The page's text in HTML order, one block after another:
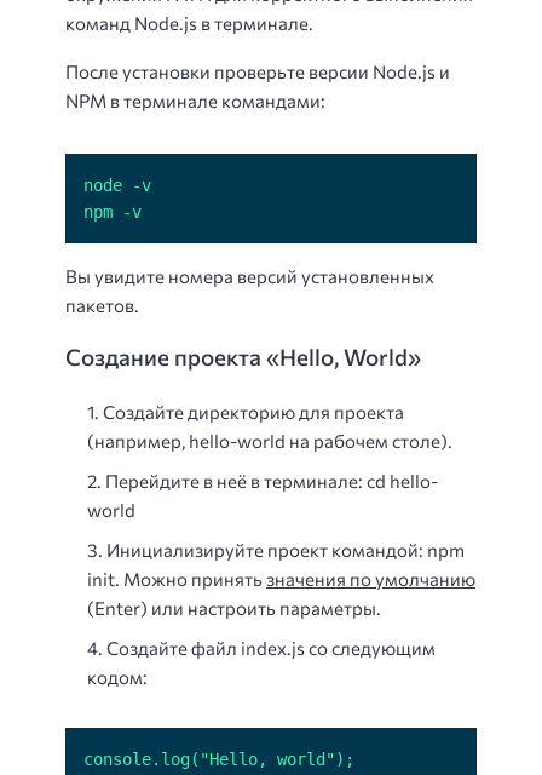
команд Node.js в терминале.
После установки проверьте версии Node.js и
NPM в терминале командами:
npm -v
Вы увидите номера версий установленных
пакетов.
Создание проекта «Hello, World»
Создайте директорию для проекта
(например, hello-world на рабочем столе).
Перейдите в неё в терминале: cd hello-
world
Инициализируйте проект командой: npm
init. Можно принятьзначения по умолчанию
(Enter) или настроить параметры.
Создайте файл index.js со следующим
кодом:
console.log("Hello, world");